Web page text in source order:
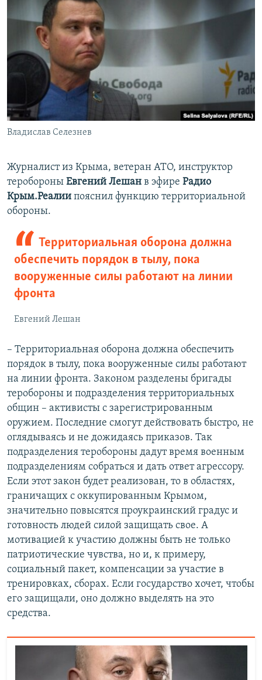
Владислав Селезнев
Журналист из Крыма, ветеран АТО, инструктор
теробороны Евгений Лешан в эфире Радио
Крым.Реалии пояснил функцию территориальной
обороны.
Территориальная оборона должна
обеспечить порядок в тылу, пока
вооруженные силы работают на линии
фронта
Евгений Лешан
– Территориальная оборона должна обеспечить
порядок в тылу, пока вооруженные силы работают
на линии фронта. Законом разделены бригады
теробороны и подразделения территориальных
общин – активисты с зарегистрированным
оружием. Последние смогут действовать быстро, не
оглядываясь и не дожидаясь приказов. Так
подразделения теробороны дадут время военным
подразделениям собраться и дать ответ агрессору.
Если этот закон будет реализован, то в областях,
граничащих с оккупированным Крымом,
значительно повысятся проукраинский градус и
готовность людей силой защищать свое. А
мотивацией к участию должны быть не только
патриотические чувства, но и, к примеру,
социальный пакет, компенсации за участие в
тренировках, сборах. Если государство хочет, чтобы
его защищали, оно должно выделять на это
средства.